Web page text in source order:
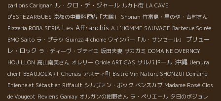
parlions Carignan ル・クロ・デ・ジャール ルカト街 LA CAVE
D’ESTEZARGUES 京都の中華料理店「大鵬」 Shonan 竹富島・星のや・吉村さん
Pizzeria ROBA SERIA Les Affranchis A L’HOMME SAUVAGE Barbecue Soirée
BMO Saito ラ・プラツ Guinza 4 chome ワインバー「ル・サンセール」
プリュー
レ・ロック ラ・ディーヴ・ブテイユ 坂田夫妻 サカガミ DOMAINE OVERNOY
HOUILLON 高山南美さん オレリー Oriole ARTIGAS サルバドール 沖縄 Uemura
cherf BEAUJOL'ART Chenas アスティ町 Bistro Vin Nature SHONZUI Domaine
Etienne et Sébastien Riffault シルヴァン・ボック ベンスカブ Madame Rosé Clos
de Vougeot Reviens Gamay オルガンの紺野さん ラ・ペリエール 夕日のボジョレ